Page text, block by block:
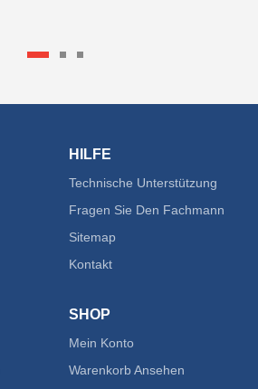
HILFE
Technische Unterstützung
Fragen Sie Den Fachmann
Sitemap
Kontakt
SHOP
Mein Konto
Warenkorb Ansehen